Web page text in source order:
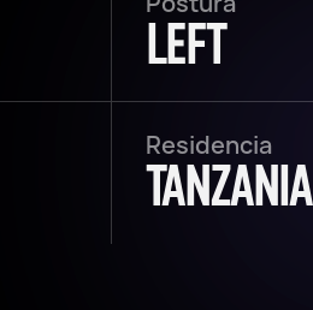
LEFT
Residencia
TANZANIA